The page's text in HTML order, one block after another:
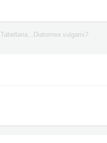
Tabellaria...Diatomea vulgaris?